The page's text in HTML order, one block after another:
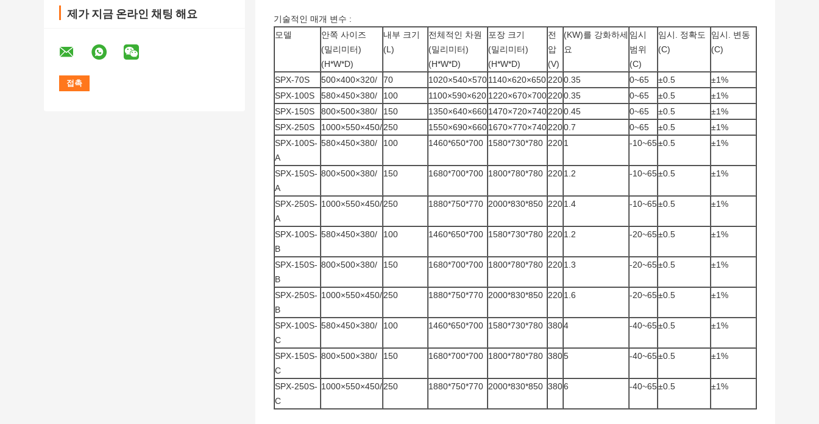
제가 지금 온라인 채팅 해요
기술적인 매개 변수 :
모델
안쪽 사이즈
(밀리미터)
(H*W*D)
내부 크기
(L)
전체적인 차원
(밀리미터)
(H*W*D)
포장 크기
(밀리미터)
(H*W*D)
전
압
(V)
(KW)를 강화하세
요
임시
범위
(C)
임시. 정확도
(C)
임시. 변동
(C)
SPX-70S 500×400×320/ 70 1020×540×5701140×620×6502200.35 0~65 ±0.5
±1%
SPX-100S
580×450×380/ 100 1100×590×620 1220×670×7002200.35 0~65 ±0.5
±1%
SPX-150S
800×500×380/ 150 1350×640×6601470×720×7402200.45 0~65 ±0.5
±1%
SPX-250S
1000×550×450/250 1550×690×6601670×770×7402200.7 0~65 ±0.5
±1%
SPX-100S-
A
580×450×380/ 100 1460*650*700 1580*730*780 2201 -10~65±0.5 ±1%
SPX-150S-
A
800×500×380/ 150 1680*700*700 1800*780*780 2201.2 -10~65±0.5 ±1%
SPX-250S-
A
1000×550×450/250 1880*750*770 2000*830*850 2201.4 -10~65±0.5 ±1%
SPX-100S-
B
580×450×380/ 100 1460*650*700 1580*730*780 2201.2 -20~65±0.5 ±1%
SPX-150S-
B
800×500×380/ 150 1680*700*700 1800*780*780 2201.3 -20~65±0.5 ±1%
SPX-250S-
B
1000×550×450/250 1880*750*770 2000*830*850 2201.6 -20~65±0.5 ±1%
SPX-100S-
C
580×450×380/ 100 1460*650*700 1580*730*780 3804 -40~65±0.5 ±1%
SPX-150S-
C
800×500×380/ 150 1680*700*700 1800*780*780 3805 -40~65±0.5 ±1%
SPX-250S-
C
1000×550×450/250 1880*750*770 2000*830*850 3806 -40~65±0.5 ±1%